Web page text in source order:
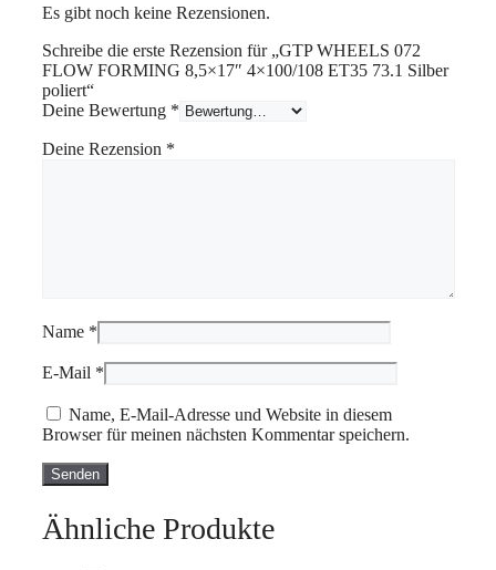
Es gibt noch keine Rezensionen.
Schreibe die erste Rezension für „GTP WHEELS 072
FLOW FORMING 8,5×17″ 4×100/108 ET35 73.1 Silber
poliert“
Deine Bewertung *
Deine Rezension *
Name *
E-Mail *
Name, E-Mail-Adresse und Website in diesem
Browser für meinen nächsten Kommentar speichern.
Ähnliche Produkte